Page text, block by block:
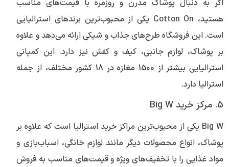
اگر به دنبال پوشاک مدرن و روزمره با قیمت‌های مناسب
هستید، Cotton On یکی از محبوب‌ترین برندهای استرالیایی
است. این فروشگاه طرح‌های جذاب و شیکی ارائه می‌دهد و علاوه
بر پوشاک، لوازم جانبی، کیف و کفش نیز دارد. این کمپانی
استرالیایی بیشتر از 1500 مغازه در 18 کشور مختلف، از جمله
استرالیا دارد.
5. مرکز خرید Big W
Big W یکی از محبوب‌ترین مراکز خرید استرالیا است که علاوه بر
پوشاک، انواع محصولات دیگر مانند لوازم خانگی، اسباب‌بازی و
مواد غذایی را با تخفیف‌های ویژه و قیمت‌های مناسب به فروش